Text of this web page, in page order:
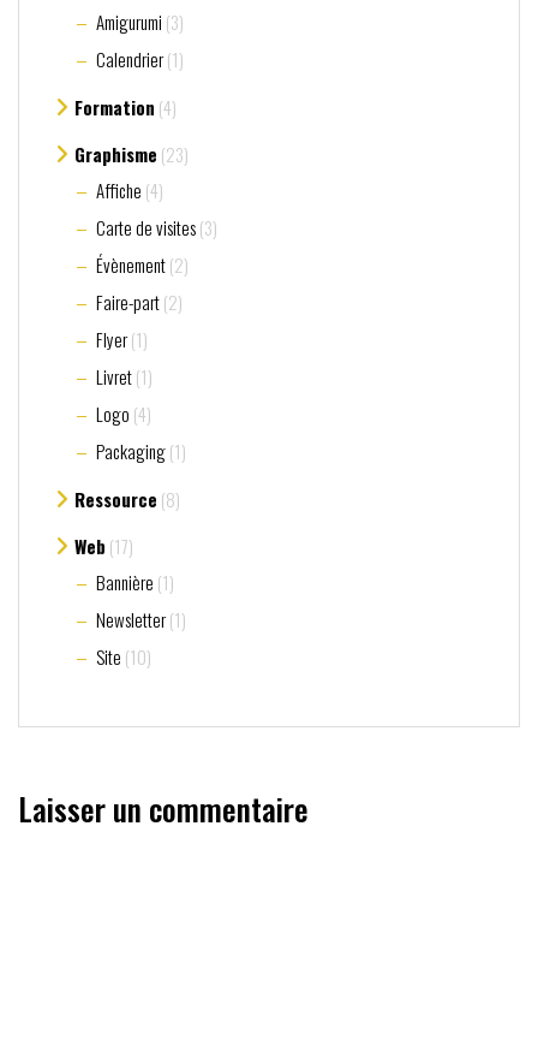
Amigurumi (3)
Calendrier(1)
Formation (4)
Graphisme (23)
Affiche (4)
Carte de visites(3)
Évènement(2)
Faire-part(2)
Flyer(1)
Livret(1)
Logo (4)
Packaging(1)
Ressource (8)
Web (17)
Bannière (1)
Newsletter(1)
Site (10)
Laisser un commentaire